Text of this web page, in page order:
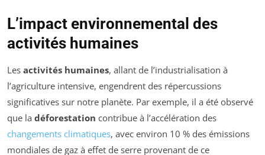
L’impact environnemental des
activités humaines
Les activités humaines, allant de l’industrialisation à
l’agriculture intensive, engendrent des répercussions
significatives sur notre planète. Par exemple, il a été observé
que la déforestation contribue à l’accélération des
changements climatiques, avec environ 10 % des émissions
mondiales de gaz à effet de serre provenant de ce